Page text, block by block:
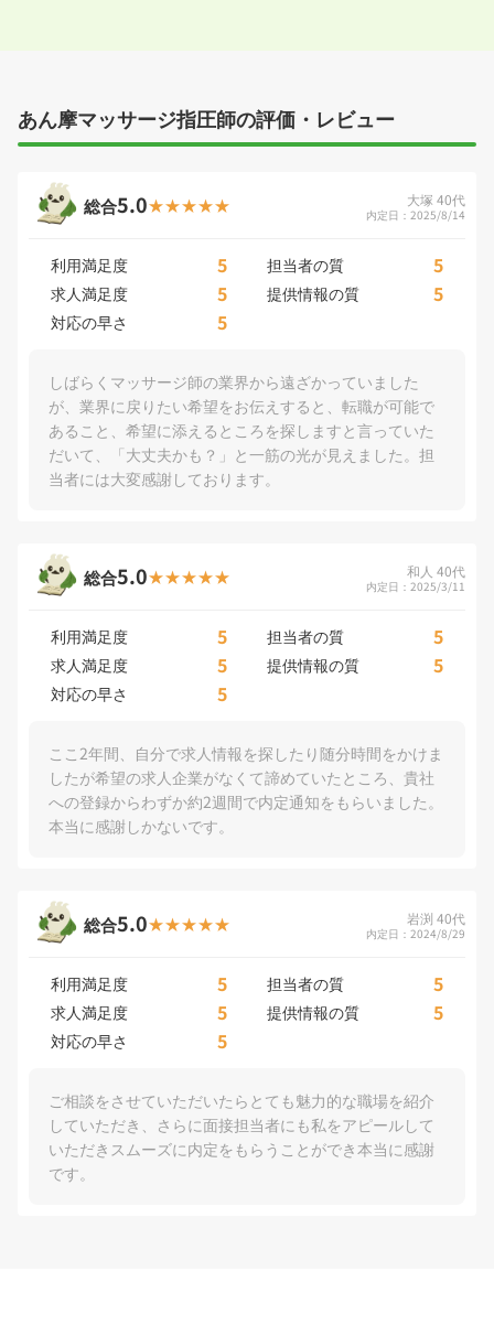
あん摩マッサージ指圧師の評価・レビュー
総合5.0 大塚 40代
内定日：2025/8/14
利用満足度 5 担当者の質 5
求人満足度 5 提供情報の質 5
対応の早さ 5
しばらくマッサージ師の業界から遠ざかっていました
が、業界に戻りたい希望をお伝えすると、転職が可能で
あること、希望に添えるところを探しますと言っていた
だいて、「大丈夫かも？」と一筋の光が見えました。担
当者には大変感謝しております。
総合5.0 和人 40代
内定日：2025/3/11
利用満足度 5 担当者の質 5
求人満足度 5 提供情報の質 5
対応の早さ 5
ここ2年間、自分で求人情報を探したり随分時間をかけま
したが希望の求人企業がなくて諦めていたところ、貴社
への登録からわずか約2週間で内定通知をもらいました。
本当に感謝しかないです。
総合5.0 岩渕 40代
内定日：2024/8/29
利用満足度 5 担当者の質 5
求人満足度 5 提供情報の質 5
対応の早さ 5
ご相談をさせていただいたらとても魅力的な職場を紹介
していただき、さらに面接担当者にも私をアピールして
いただきスムーズに内定をもらうことができ本当に感謝
です。